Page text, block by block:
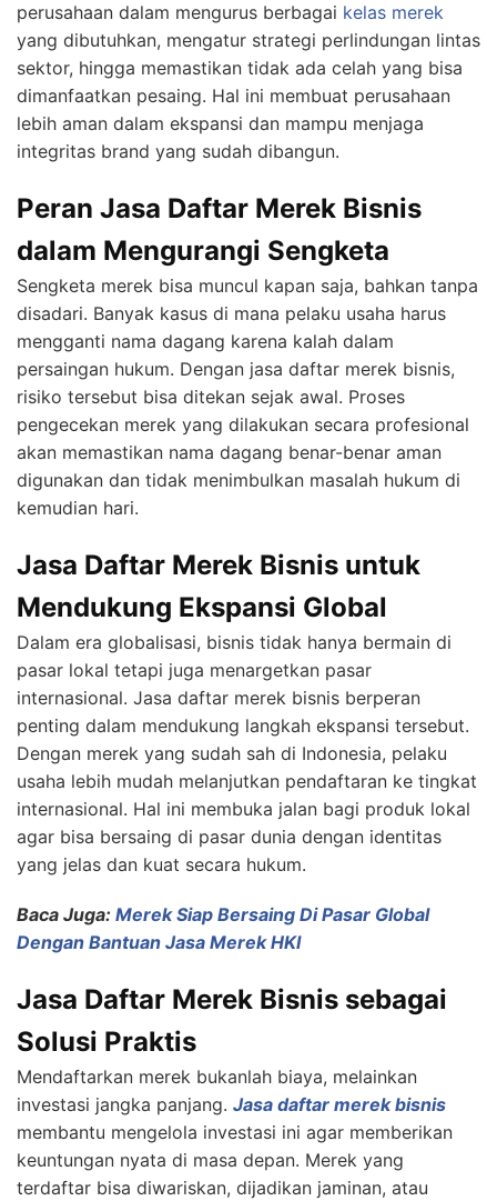
perusahaan dalam mengurus berbagai kelas merek
yang dibutuhkan, mengatur strategi perlindungan lintas
sektor, hingga memastikan tidak ada celah yang bisa
dimanfaatkan pesaing. Hal ini membuat perusahaan
lebih aman dalam ekspansi dan mampu menjaga
integritas brand yang sudah dibangun.
Peran Jasa Daftar Merek Bisnis
dalam Mengurangi Sengketa
Sengketa merek bisa muncul kapan saja, bahkan tanpa
disadari. Banyak kasus di mana pelaku usaha harus
mengganti nama dagang karena kalah dalam
persaingan hukum. Dengan jasa daftar merek bisnis,
risiko tersebut bisa ditekan sejak awal. Proses
pengecekan merek yang dilakukan secara profesional
akan memastikan nama dagang benar-benar aman
digunakan dan tidak menimbulkan masalah hukum di
kemudian hari.
Jasa Daftar Merek Bisnis untuk
Mendukung Ekspansi Global
Dalam era globalisasi, bisnis tidak hanya bermain di
pasar lokal tetapi juga menargetkan pasar
internasional. Jasa daftar merek bisnis berperan
penting dalam mendukung langkah ekspansi tersebut.
Dengan merek yang sudah sah di Indonesia, pelaku
usaha lebih mudah melanjutkan pendaftaran ke tingkat
internasional. Hal ini membuka jalan bagi produk lokal
agar bisa bersaing di pasar dunia dengan identitas
yang jelas dan kuat secara hukum.
Baca Juga: Merek Siap Bersaing Di Pasar Global
Dengan Bantuan Jasa Merek HKI
Jasa Daftar Merek Bisnis sebagai
Solusi Praktis
Mendaftarkan merek bukanlah biaya, melainkan
investasi jangka panjang. Jasa daftar merek bisnis
membantu mengelola investasi ini agar memberikan
keuntungan nyata di masa depan. Merek yang
terdaftar bisa diwariskan, dijadikan jaminan, atau